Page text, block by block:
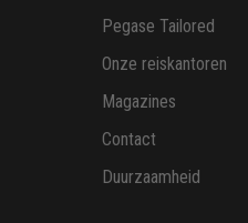
Pegase Tailored
Onze reiskantoren
Magazines
Contact
Duurzaamheid